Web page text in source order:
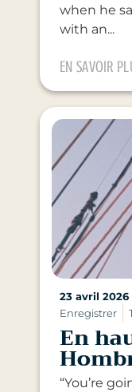
when he
with an...
EN SAVOIR
23 avril 2026
Enregistrer
En
“You’re